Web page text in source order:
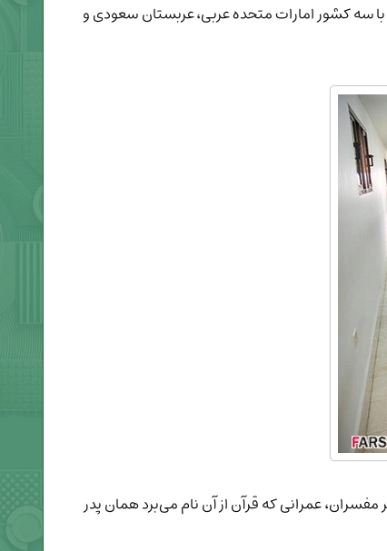
سه کشور امارات متحده عربی، عربستان سعودی و
عمرانی که قرآن از آن نام می‌برد همان پدر